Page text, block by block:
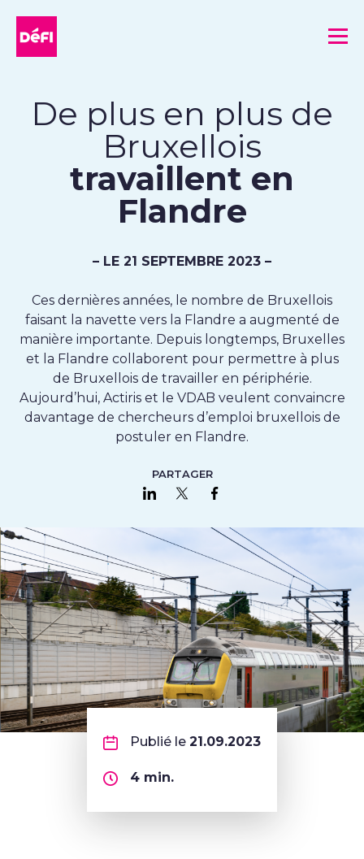
De plus en plus de
Bruxellois
travaillent en
Flandre
– LE 21 SEPTEMBRE 2023 –
Ces dernières années, le nombre de Bruxellois
faisant la navette vers la Flandre a augmenté de
manière importante. Depuis longtemps, Bruxelles
et la Flandre collaborent pour permettre à plus
de Bruxellois de travailler en périphérie.
Aujourd’hui, Actiris et le VDAB veulent convaincre
davantage de chercheurs d’emploi bruxellois de
postuler en Flandre.
PARTAGER
Partager sur LinkedIn
Partager sur Twitter
Publié le 21.09.2023
4 min.